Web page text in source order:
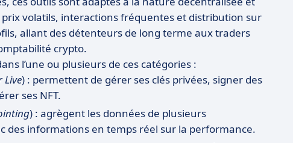
prix volatils, interactions fréquentes et distribution sur
allant des détenteurs de long terme aux traders
crypto.
l’une ou plusieurs de ces catégories :
Live) : permettent de gérer ses clés privées, signer des
ses NFT.
) : agrègent les données de plusieurs
des informations en temps réel sur la performance.